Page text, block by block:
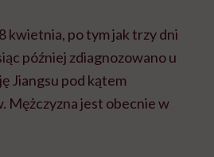
kwietnia, po tym jak trzy dni
później zdiagnozowano u
Jiangsu pod kątem
Mężczyzna jest obecnie w